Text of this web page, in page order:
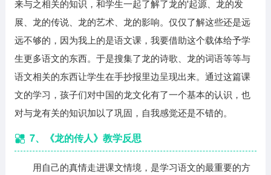
来与之相关的知识，和学生一起了解了龙的'起源、龙的发
展、龙的传说、龙的艺术、龙的影响。仅仅了解这些还是远
远不够的，因为我上的是语文课，我要借助这个载体给予学
生更多语文的东西。于是搜集了龙的诗歌、龙的词语等等与
语文相关的东西让学生在手抄报里边呈现出来。通过这篇课
文的学习，孩子们对中国的龙文化有了一个基本的认识，也
对与龙有关的知识加以了巩固，自我感觉还是不错的。
7、《龙的传人》教学反思
用自己的真情走进课文情境，是学习语文的最重要的方